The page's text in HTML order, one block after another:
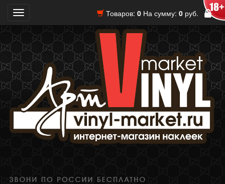
Товаров: 0 На сумму: 0 руб.
Toggle
navigation